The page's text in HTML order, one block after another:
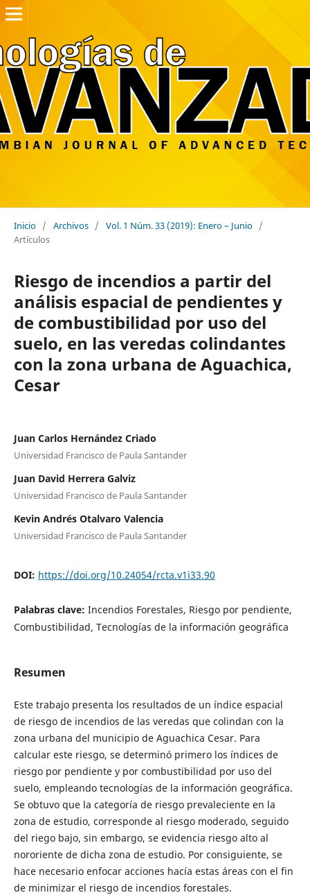
Inicio / Archivos / Vol. 1 Núm. 33 (2019): Enero – Junio /
Artículos
Riesgo de incendios a partir del
análisis espacial de pendientes y
de combustibilidad por uso del
suelo, en las veredas colindantes
con la zona urbana de Aguachica,
Cesar
Juan Carlos Hernández Criado
Universidad Francisco de Paula Santander
Juan David Herrera Galviz
Universidad Francisco de Paula Santander
Kevin Andrés Otalvaro Valencia
Universidad Francisco de Paula Santander
DOI: https://doi.org/10.24054/rcta.v1i33.90
Palabras clave: Incendios Forestales, Riesgo por pendiente,
Combustibilidad, Tecnologías de la información geográfica
Resumen
Este trabajo presenta los resultados de un índice espacial
de riesgo de incendios de las veredas que colindan con la
zona urbana del municipio de Aguachica Cesar. Para
calcular este riesgo, se determinó primero los índices de
riesgo por pendiente y por combustibilidad por uso del
suelo, empleando tecnologías de la información geográfica.
Se obtuvo que la categoría de riesgo prevaleciente en la
zona de estudio, corresponde al riesgo moderado, seguido
del riego bajo, sin embargo, se evidencia riesgo alto al
nororiente de dicha zona de estudio. Por consiguiente, se
hace necesario enfocar acciones hacía estas áreas con el fin
de minimizar el riesgo de incendios forestales.